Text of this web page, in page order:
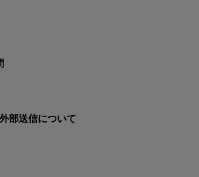
部送信について